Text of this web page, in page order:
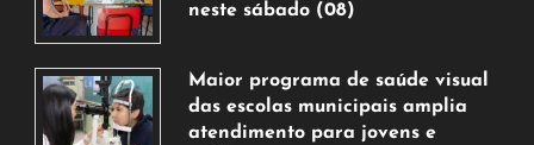
neste sábado (08)
de
agosto
de
Maior programa de saúde visual
das escolas municipais amplia
atendimento para jovens e